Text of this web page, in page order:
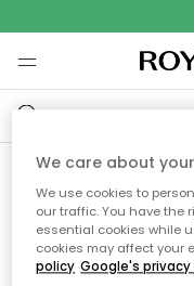
Ooops,
We care about
We use cookies to
our traffic. You have the
essential cookies while
cookies may affect your
policy Google's